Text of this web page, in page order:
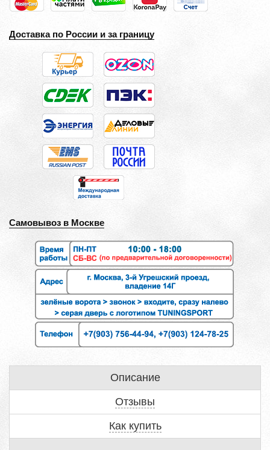
Доставка по России и за границу
Самовывоз в Москве
Описание
Отзывы
Как купить